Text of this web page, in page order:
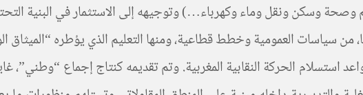
وصحة وسكن ونقل وماء وكهرباء…) وتوجيهه إلى الاستثمار في
سياسات العمومية وخطط قطاعية، ومنها التعليم الذي يؤطره “الميثاق
لروح اتفاقات فاتح غشت 1996 المرسية لقواعد استسلام الحركة النقابية المغربية. وتم تقديمه